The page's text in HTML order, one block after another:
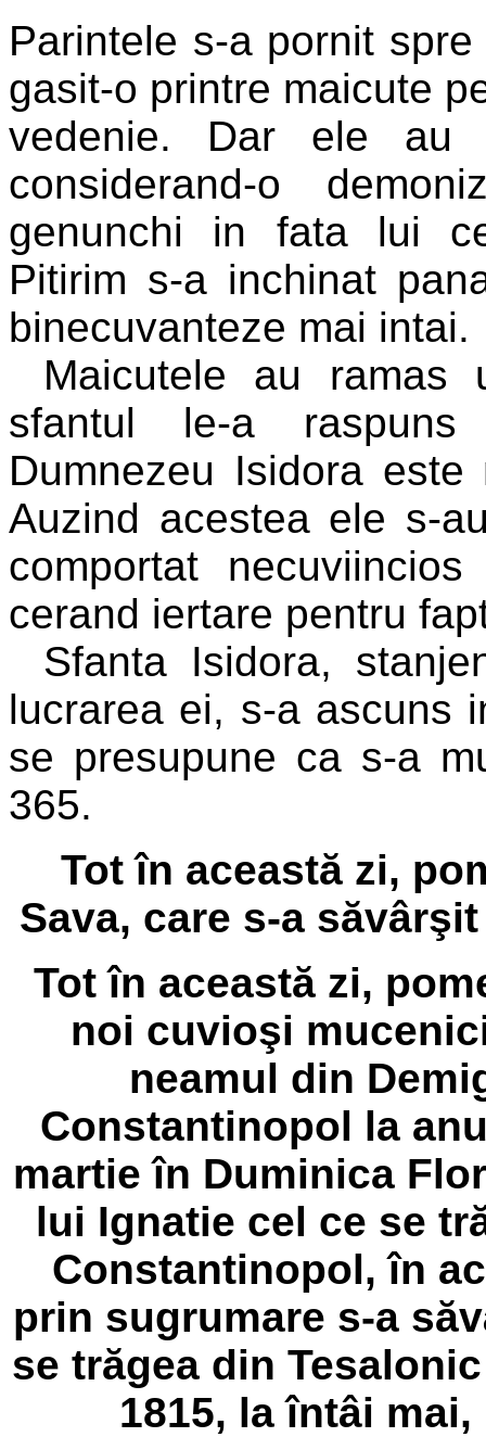
Parintele s-a pornit
gasit-o printre maicute
vedenie. Dar ele au
considerand-o
genunchi in fata lui
Pitirim s-a inchinat
binecuvanteze mai intai.
Maicutele au ramas
sfantul le-a
Dumnezeu Isidora
Auzind acestea ele s-
comportat
cerand iertare pentru
Sfanta Isidora,
lucrarea ei, s-a ascuns
se presupune ca s-a
365.
Tot în această zi,
Sava, care s-a
Tot în această zi,
noi cuvioşi
neamul din
Constantinopol la
martie în Duminica
lui Ignatie cel ce se
Constantinopol, în
prin sugrumare s-a
se trăgea din
1815, la întâi